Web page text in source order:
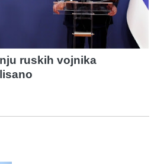
ruskih vojnika